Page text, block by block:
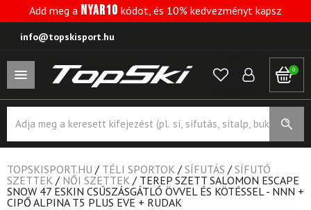
Add meg a NYAR10 kódot, és 10% kedvezményt kapsz
info@topskisport.hu
0
search
TOPSKISPORT.HU / TÉLI SPORTOK / SÍFUTÁS / SÍFUTÓ
SZETTEK / NŐI SZETTEK / TEREP SZETT SALOMON ESCAPE
SNOW 47 ESKIN CSÚSZÁSGÁTLÓ ÖVVEL ÉS KÖTÉSSEL - NNN +
CIPŐ ALPINA T5 PLUS EVE + RUDAK